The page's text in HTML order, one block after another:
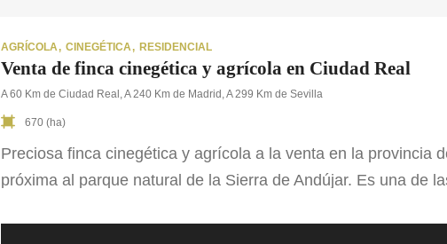
AGRÍCOLA CINEGÉTICA RESIDENCIAL
Venta de finca cinegética y agrícola en Ciudad Real
A 60 Km de Ciudad Real, A 240 Km de Madrid, A 299 Km de Sevilla
670 (ha)
Preciosa finca cinegética y agrícola a la venta en la provincia
próxima al parque natural de la Sierra de Andújar. Es una de